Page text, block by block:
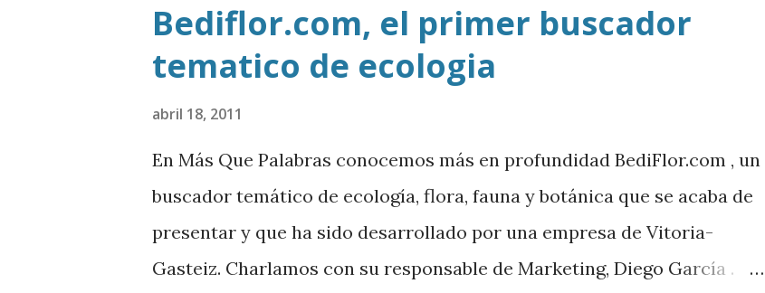
Bediflor.com, el primer buscador
tematico de ecologia
abril 18, 2011
En Más Que Palabras conocemos más en profundidad BediFlor.com , un
buscador temático de ecología, flora, fauna y botánica que se acaba de
presentar y que ha sido desarrollado por una empresa de Vitoria-
Gasteiz. Charlamos con su responsable de Marketing, Diego García .